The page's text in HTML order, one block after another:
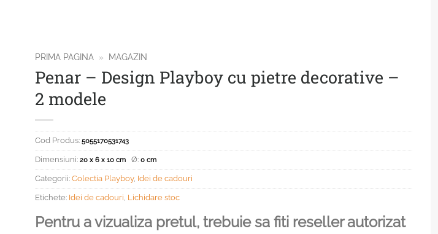
PRIMA PAGINA » MAGAZIN
Penar – Design Playboy cu pietre decorative –
2 modele
Cod Produs: 5055170531743
Dimensiuni: 20 x 6 x 10 cm Ø: 0 cm
Categorii: Colectia Playboy, Idei de cadouri
Etichete: Idei de cadouri Lichidare stoc
Pentru a vizualiza pretul, trebuie sa fiti reseller autorizat